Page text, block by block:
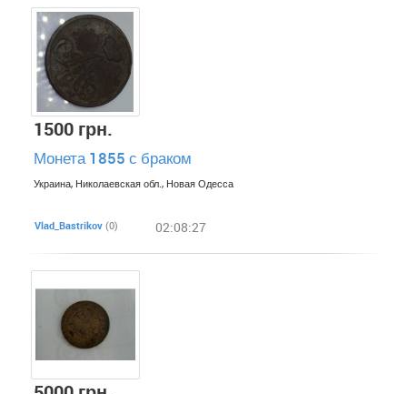
1500 грн.
Монета 1855 с браком
Украина, Николаевская обл., Новая Одесса
Vlad_Bastrіkov (0) 02:08:27